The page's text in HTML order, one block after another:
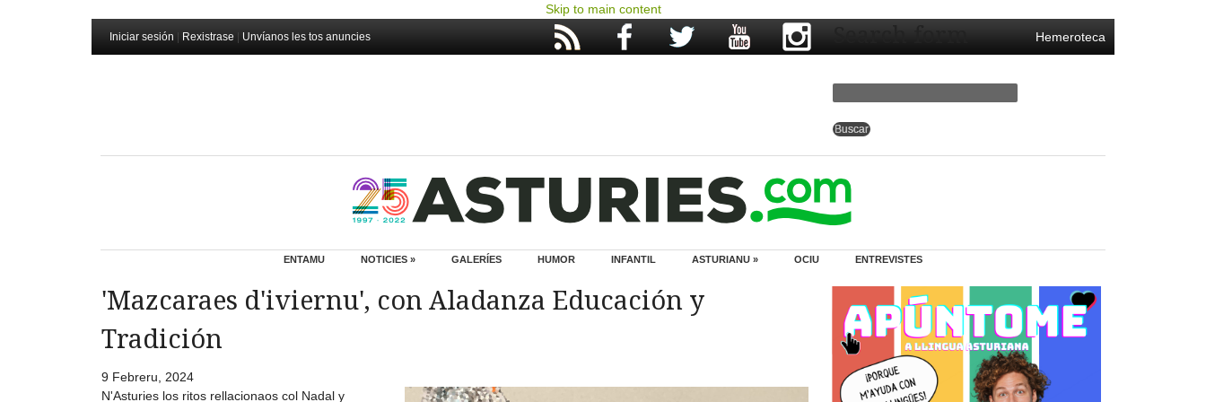
Skip to main content
Iniciar sesión Rexistrase Unvíanos les tos anuncies Hemeroteca
Search form
ENTAMU NOTICIES » GALERÍES HUMOR INFANTIL ASTURIANU » OCIU ENTREVISTES
'Mazcaraes d'iviernu', con Aladanza Educación y
Tradición
9 Febreru, 2024
N'Asturies los ritos rellacionaos col Nadal y